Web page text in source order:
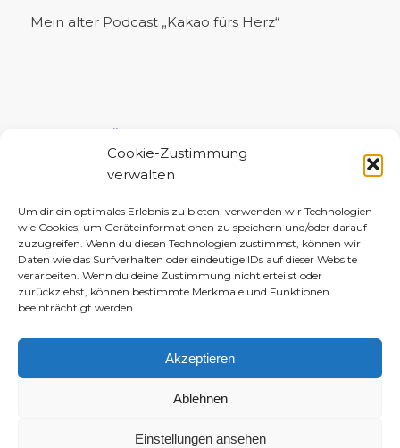
Cookie-Zustimmung
verwalten
Um dir ein optimales Erlebnis zu bieten, verwenden wir Technologien
wie Cookies, um Geräteinformationen zu speichern und/oder darauf
zuzugreifen. Wenn du diesen Technologien zustimmst, können wir
Daten wie das Surfverhalten oder eindeutige IDs auf dieser Website
verarbeiten. Wenn du deine Zustimmung nicht erteilst oder
zurückziehst, können bestimmte Merkmale und Funktionen
beeinträchtigt werden.
Akzeptieren
Ablehnen
Einstellungen ansehen
Mein alter Podcast „Kakao fürs Herz“
© 2010–2026 Daniela-Marlin Jakobi (ewiglichtkind | The Fabulous Diary)